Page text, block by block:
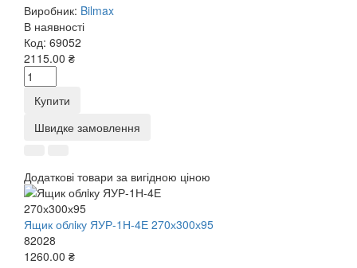
Виробник: Bilmax
В наявності
Код: 69052
2115.00 ₴
Купити
Швидке замовлення
Додаткові товари за вигідною ціною
Ящик облiку ЯУР-1Н-4Е 270х300х95
82028
1260.00 ₴